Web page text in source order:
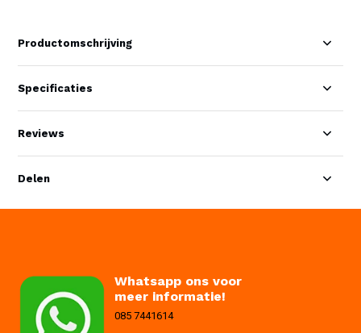
Productomschrijving
Specificaties
Reviews
Delen
Whatsapp ons voor
meer informatie!
085 7441614